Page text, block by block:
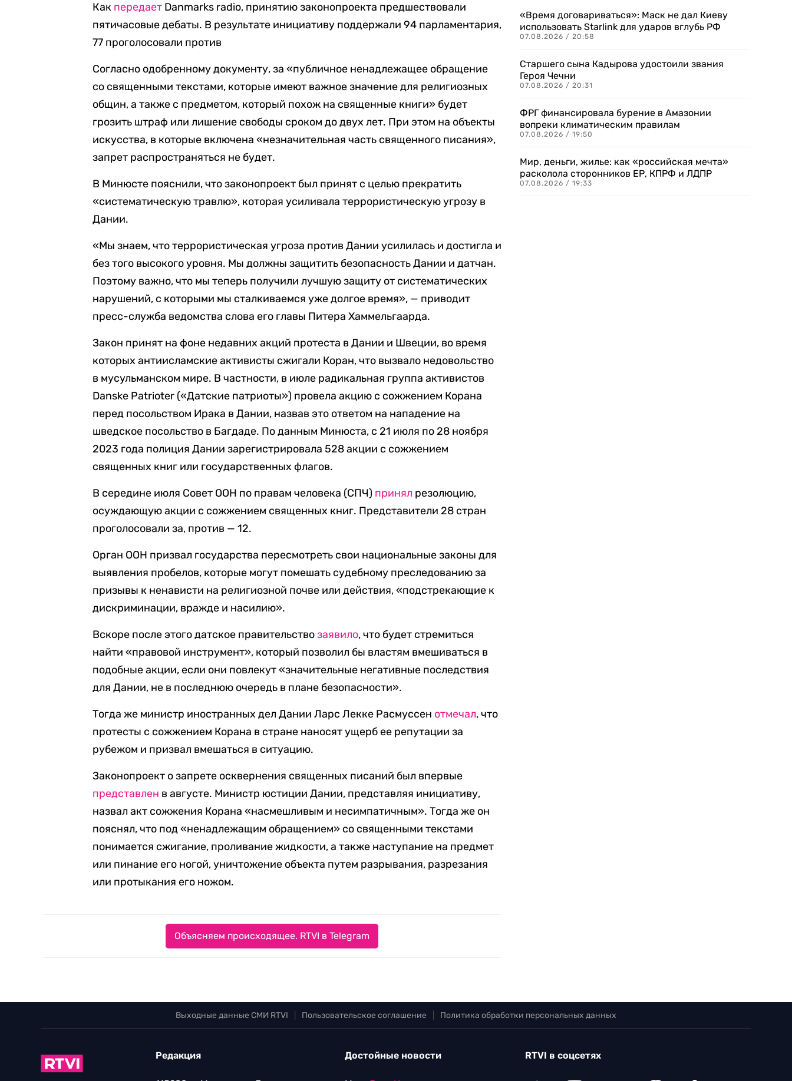
Как передает Danmarks radio, принятию законопроекта предшествовали
пятичасовые дебаты. В результате инициативу поддержали 94 парламентария,
77 проголосовали против
Согласно одобренному документу, за «публичное ненадлежащее обращение
со священными текстами, которые имеют важное значение для религиозных
общин, а также с предметом, который похож на священные книги» будет
грозить штраф или лишение свободы сроком до двух лет. При этом на объекты
искусства, в которые включена «незначительная часть священного писания»,
запрет распространяться не будет.
В Минюсте пояснили, что законопроект был принят с целью прекратить
«систематическую травлю», которая усиливала террористическую угрозу в
Дании.
«Мы знаем, что террористическая угроза против Дании усилилась и достигла и
без того высокого уровня. Мы должны защитить безопасность Дании и датчан.
Поэтому важно, что мы теперь получили лучшую защиту от систематических
нарушений, с которыми мы сталкиваемся уже долгое время», — приводит
пресс-служба ведомства слова его главы Питера Хаммельгаарда.
Закон принят на фоне недавних акций протеста в Дании и Швеции, во время
которых антиисламские активисты сжигали Коран, что вызвало недовольство
в мусульманском мире. В частности, в июле радикальная группа активистов
Danske Patrioter («Датские патриоты») провела акцию с сожжением Корана
перед посольством Ирака в Дании, назвав это ответом на нападение на
шведское посольство в Багдаде. По данным Минюста, с 21 июля по 28 ноября
2023 года полиция Дании зарегистрировала 528 акции с сожжением
священных книг или государственных флагов.
В середине июля Совет ООН по правам человека (СПЧ) принял резолюцию,
осуждающую акции с сожжением священных книг. Представители 28 стран
проголосовали за, против — 12.
Орган ООН призвал государства пересмотреть свои национальные законы для
выявления пробелов, которые могут помешать судебному преследованию за
призывы к ненависти на религиозной почве или действия, «подстрекающие к
дискриминации, вражде и насилию».
Вскоре после этого датское правительствозаявило, что будет стремиться
найти «правовой инструмент», который позволил бы властям вмешиваться в
подобные акции, если они повлекут «значительные негативные последствия
для Дании, не в последнюю очередь в плане безопасности».
Тогда же министр иностранных дел Дании Ларс Лекке Расмуссен отмечал, что
протесты с сожжением Корана в стране наносят ущерб ее репутации за
рубежом и призвал вмешаться в ситуацию.
Законопроект о запрете осквернения священных писаний был впервые
представлен в августе. Министр юстиции Дании, представляя инициативу,
назвал акт сожжения Корана «насмешливым и несимпатичным». Тогда же он
пояснял, что под «ненадлежащим обращением» со священными текстами
понимается сжигание, проливание жидкости, а также наступание на предмет
или пинание его ногой, уничтожение объекта путем разрывания, разрезания
или протыкания его ножом.
Объясняем происходящее. RTVI в Telegram
«Время договариваться»: Маск не дал Киеву
использовать Starlink для ударов вглубь РФ
07.08.2026 / 20:58
Старшего сына Кадырова удостоили звания
Героя Чечни
07.08.2026 / 20:31
ФРГ финансировала бурение в Амазонии
вопреки климатическим правилам
07.08.2026 / 19:50
Мир, деньги, жилье: как «российская мечта»
расколола сторонников ЕР, КПРФ и ЛДПР
07.08.2026 / 19:33
Выходные данные СМИ RTVI Пользовательское соглашение Политика обработки персональных данных
Редакция Достойные новости RTVI в соцсетях